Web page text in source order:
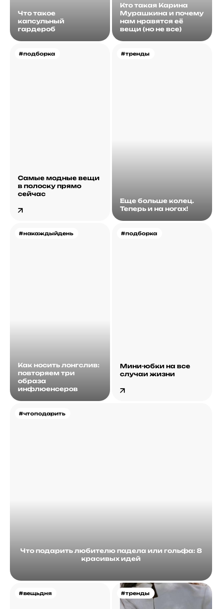
Что такое
капсульный
гардероб
Кто такая Карина
Мурашкина и почему
нам нравятся её
вещи (но не все)
#подборка
Самые модные вещи
в полоску прямо
сейчас
#тренды
Еще больше колец.
Теперь и на ногах!
#накаждыйдень
Как носить лонгслив:
повторяем три
образа
инфлюенсеров
#чтоподарить
Что подарить любителю падела или гольфа: 8
красивых идей
#подборка
Мини-юбки на все
случаи жизни
#вещьдня #тренды